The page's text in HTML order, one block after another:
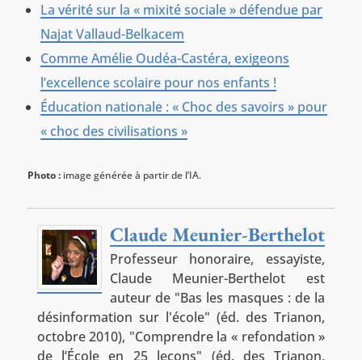
La vérité sur la « mixité sociale » défendue par
Najat Vallaud-Belkacem
Comme Amélie Oudéa-Castéra, exigeons
l’excellence scolaire pour nos enfants !
Éducation nationale : « Choc des savoirs » pour
« choc des civilisations »
Photo :image générée à partir de l’IA.
Claude Meunier-Berthelot
Professeur honoraire, essayiste,
Claude Meunier-Berthelot est
auteur de "Bas les masques : de la
désinformation sur l'école" (éd. des Trianon,
octobre 2010), "Comprendre la « refondation »
de l’École en 25 leçons" (éd. des Trianon,